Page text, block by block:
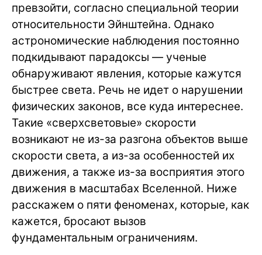
превзойти, согласно специальной теории
относительности Эйнштейна. Однако
астрономические наблюдения постоянно
подкидывают парадоксы — ученые
обнаруживают явления, которые кажутся
быстрее света. Речь не идет о нарушении
физических законов, все куда интереснее.
Такие «сверхсветовые» скорости
возникают не из-за разгона объектов выше
скорости света, а из-за особенностей их
движения, а также из-за восприятия этого
движения в масштабах Вселенной. Ниже
расскажем о пяти феноменах, которые, как
кажется, бросают вызов
фундаментальным ограничениям.